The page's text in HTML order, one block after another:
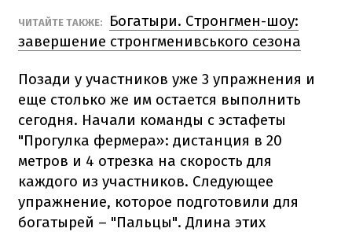
ЧИТАЙТЕ ТАКЖЕ:
Богатыри. Стронгмен-шоу:
завершение стронгменивського сезона
Позади у участников уже 3 упражнения и
еще столько же им остается выполнить
сегодня. Начали команды с эстафеты
"Прогулка фермера»: дистанция в 20
метров и 4 отрезка на скорость для
каждого из участников. Следующее
упражнение, которое подготовили для
богатырей – "Пальцы". Длина этих